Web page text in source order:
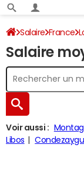
Salaire France
Salaire
Voir aussi :
Libos